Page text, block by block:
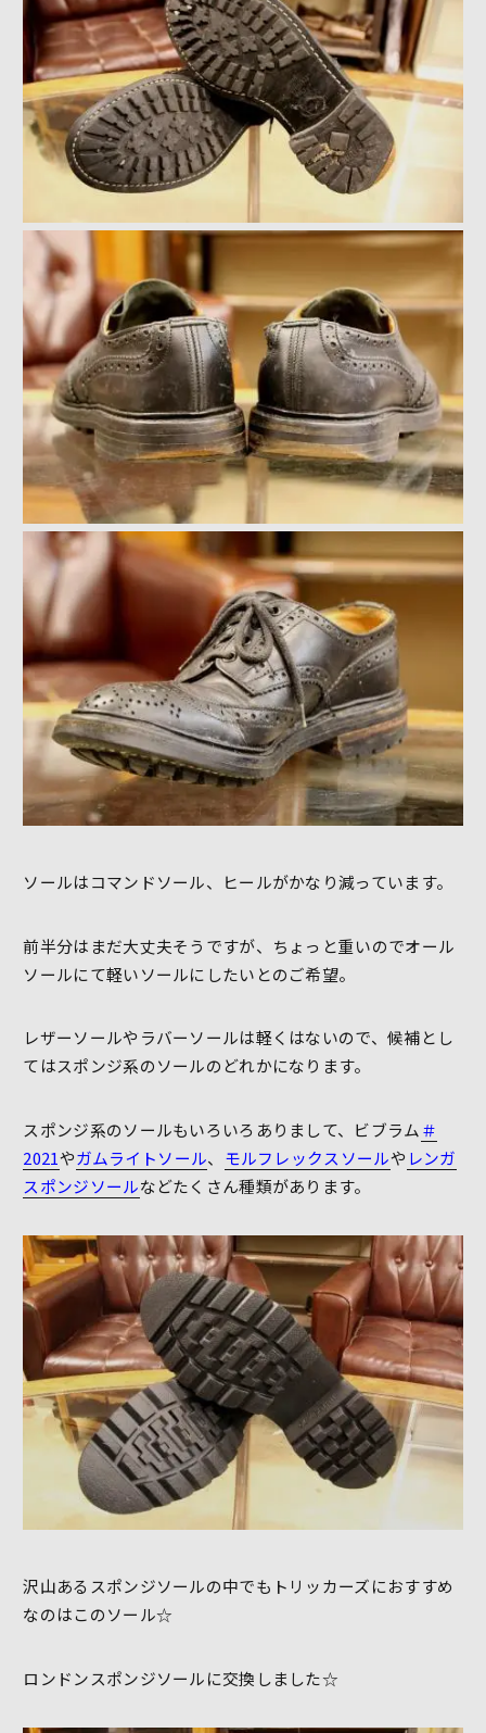
ソールはコマンドソール、ヒールがかなり減っています。
前半分はまだ大丈夫そうですが、ちょっと重いのでオール
ソールにて軽いソールにしたいとのご希望。
レザーソールやラバーソールは軽くはないので、候補とし
てはスポンジ系のソールのどれかになります。
スポンジ系のソールもいろいろありまして、ビブラム＃
2021やガムライトソール、 モルフレックスソールや レンガ
スポンジソールなどたくさん種類があります。
沢山あるスポンジソールの中でもトリッカーズにおすすめ
なのはこのソール☆
ロンドンスポンジソールに交換しました☆